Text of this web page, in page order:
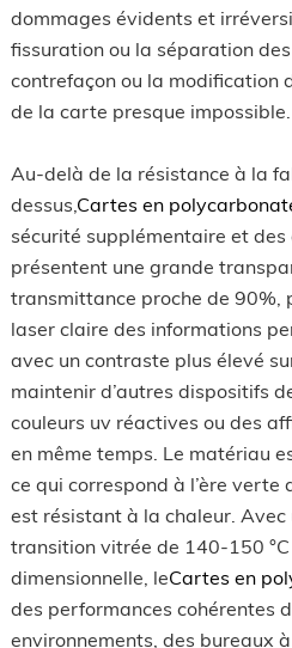
dommages évidents et
fissuration ou la séparation
contrefaçon ou la modification
de la carte presque impossible.
Au-delà de la résistance à la
dessus,Cartes en
sécurité supplémentaire et
présentent une grande
transmittance proche de 90%,
laser claire des informations
avec un contraste plus élevé
maintenir d’autres dispositifs
couleurs uv réactives ou des
en même temps. Le matériau
ce qui correspond à l’ère verte
est résistant à la chaleur.
transition vitrée de 140-150
dimensionnelle, leCartes en
des performances cohérentes
environnements, des bureaux